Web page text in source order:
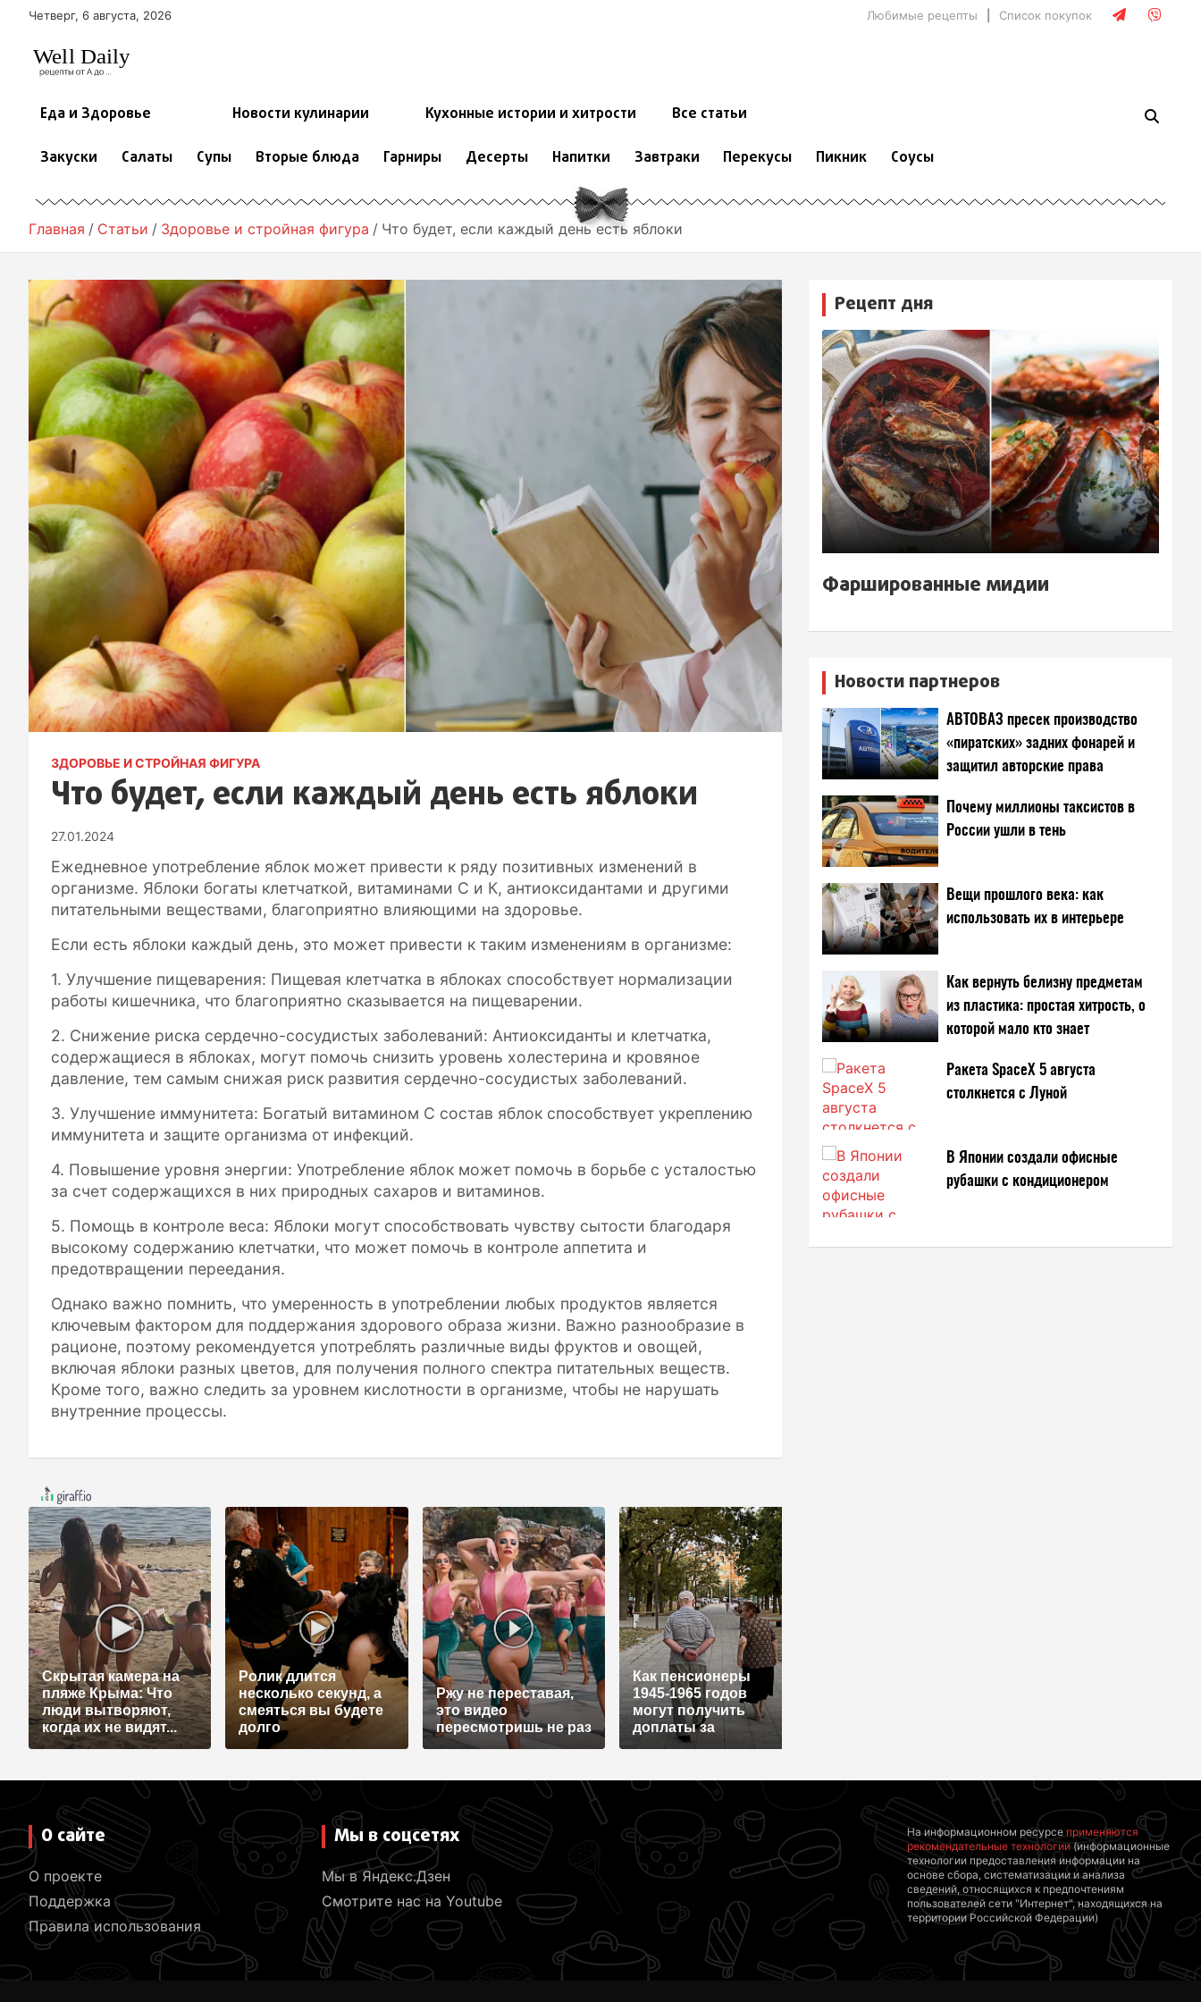
Четверг, 6 августа, 2026 Любимые рецепты Список покупок
Еда и Здоровье Новости кулинарии Кухонные истории и хитрости Все статьи
Закуски Салаты Супы Вторые блюда Гарниры Десерты Напитки Завтраки Перекусы Пикник Соусы
Главная Статьи Здоровье и стройная фигура Что будет, если каждый день есть яблоки
ЗДОРОВЬЕ И СТРОЙНАЯ ФИГУРА
Что будет, если каждый день есть яблоки
27.01.2024
Ежедневное употребление яблок может привести к ряду позитивных изменений в
организме. Яблоки богаты клетчаткой, витаминами С и К, антиоксидантами и другими
питательными веществами, благоприятно влияющими на здоровье.
Если есть яблоки каждый день, это может привести к таким изменениям в организме:
1. Улучшение пищеварения: Пищевая клетчатка в яблоках способствует нормализации
работы кишечника, что благоприятно сказывается на пищеварении.
2. Снижение риска сердечно-сосудистых заболеваний: Антиоксиданты и клетчатка,
содержащиеся в яблоках, могут помочь снизить уровень холестерина и кровяное
давление, тем самым снижая риск развития сердечно-сосудистых заболеваний.
3. Улучшение иммунитета: Богатый витамином C состав яблок способствует укреплению
иммунитета и защите организма от инфекций.
4. Повышение уровня энергии: Употребление яблок может помочь в борьбе с усталостью
за счет содержащихся в них природных сахаров и витаминов.
5. Помощь в контроле веса: Яблоки могут способствовать чувству сытости благодаря
высокому содержанию клетчатки, что может помочь в контроле аппетита и
предотвращении переедания.
Однако важно помнить, что умеренность в употреблении любых продуктов является
ключевым фактором для поддержания здорового образа жизни. Важно разнообразие в
рационе, поэтому рекомендуется употреблять различные виды фруктов и овощей,
включая яблоки разных цветов, для получения полного спектра питательных веществ.
Кроме того, важно следить за уровнем кислотности в организме, чтобы не нарушать
внутренние процессы.
Скрытая камера на
пляже Крыма: Что
люди вытворяют,
когда их не видят...
Ролик длится
несколько секунд, а
смеяться вы будете
долго
Ржу не переставая,
это видео
пересмотришь не раз
Как пенсионеры
1945-1965 годов
могут получить
доплаты за
советский стаж
Рецепт дня
Фаршированные мидии
Новости партнеров
АВТОВАЗ пресек производство
«пиратских» задних фонарей и
защитил авторские права
Почему миллионы таксистов в
России ушли в тень
Вещи прошлого века: как
использовать их в интерьере
Как вернуть белизну предметам
из пластика: простая хитрость, о
которой мало кто знает
Ракета SpaceX 5 августа
столкнется с Луной
В Японии создали офисные
рубашки с кондиционером
О сайте
О проекте
Поддержка
Правила использования
Мы в соцсетях
Мы в Яндекс.Дзен
Смотрите нас на Youtube
На информационном ресурсе применяются
рекомендательные технологии(информационные
технологии предоставления информации на
основе сбора, систематизации и анализа
сведений, относящихся к предпочтениям
пользователей сети "Интернет", находящихся на
территории Российской Федерации)